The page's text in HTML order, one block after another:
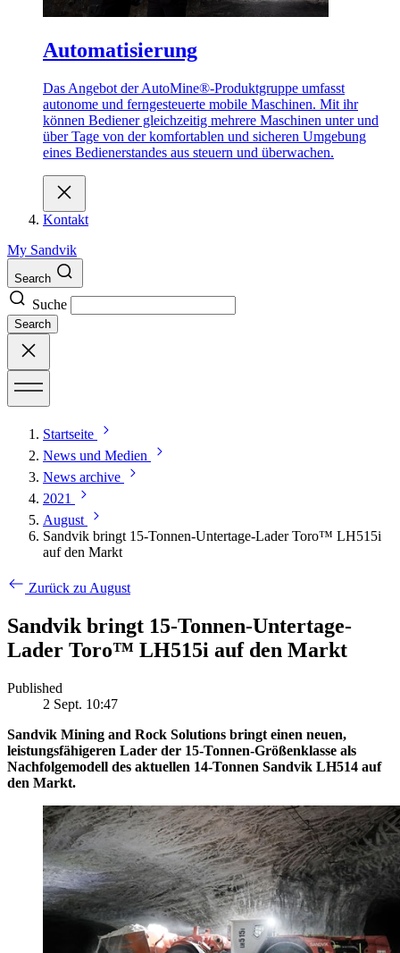
Automatisierung
Das Angebot der AutoMine®-Produktgruppe umfasst
autonome und ferngesteuerte mobile Maschinen. Mit ihr
können Bediener gleichzeitig mehrere Maschinen unter und
über Tage von der komfortablen und sicheren Umgebung
eines Bedienerstandes aus steuern und überwachen.
Kontakt
My Sandvik
Search
Suche
Search
Startseite
News und Medien
News archive
2021
August
Sandvik bringt 15-Tonnen-Untertage-Lader Toro™ LH515i
auf den Markt
Zurück zu August
Sandvik bringt 15-Tonnen-Untertage-
Lader Toro™ LH515i auf den Markt
Published
2 Sept. 10:47
Sandvik Mining and Rock Solutions bringt einen neuen,
leistungsfähigeren Lader der 15-Tonnen-Größenklasse als
Nachfolgemodell des aktuellen 14-Tonnen Sandvik LH514 auf
den Markt.